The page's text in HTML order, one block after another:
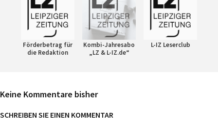
Förderbetrag für
die Redaktion
Kombi-Jahresabo
„LZ & L-IZ.de“
L-IZ Leserclub
Keine Kommentare bisher
SCHREIBEN SIE EINEN KOMMENTAR